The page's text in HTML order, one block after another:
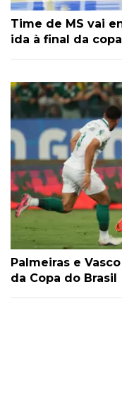
Time de MS vai
ida à final da
Palmeiras e
da Copa do Brasil